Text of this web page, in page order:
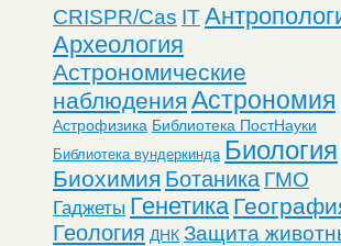
CRISPR/Cas IT
Археология
Астрономические
наблюдения Астрономия
Астрофизика Библиотека ПостНауки
Библиотека вундеркинда Биология
Биохимия Ботаника ГМО
Гаджеты Генетика
Геология ДНК Защита